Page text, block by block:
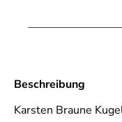
Beschreibung
Karsten Braune